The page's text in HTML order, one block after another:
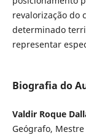
revalorização do
determinado
representar
Biografia do
Valdir Roque
Geógrafo,